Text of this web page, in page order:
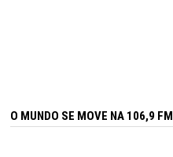
O MUNDO SE MOVE NA 106,9 FM